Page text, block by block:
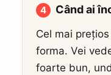
4 Când ai
Cel mai
forma. Vei
foarte bun,